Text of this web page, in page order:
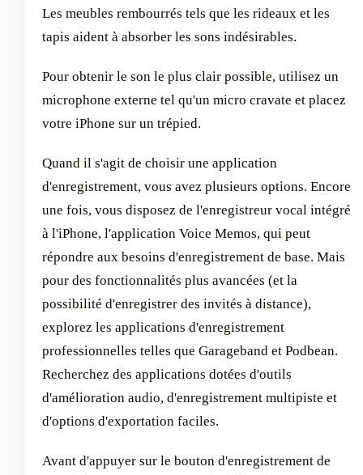
Les meubles rembourrés tels que les rideaux et les
tapis aident à absorber les sons indésirables.
Pour obtenir le son le plus clair possible, utilisez un
microphone externe tel qu'un micro cravate et placez
votre iPhone sur un trépied.
Quand il s'agit de choisir une application
d'enregistrement, vous avez plusieurs options. Encore
une fois, vous disposez de l'enregistreur vocal intégré
à l'iPhone, l'application Voice Memos, qui peut
répondre aux besoins d'enregistrement de base. Mais
pour des fonctionnalités plus avancées (et la
possibilité d'enregistrer des invités à distance),
explorez les applications d'enregistrement
professionnelles telles que Garageband et Podbean.
Recherchez des applications dotées d'outils
d'amélioration audio, d'enregistrement multipiste et
d'options d'exportation faciles.
Avant d'appuyer sur le bouton d'enregistrement de